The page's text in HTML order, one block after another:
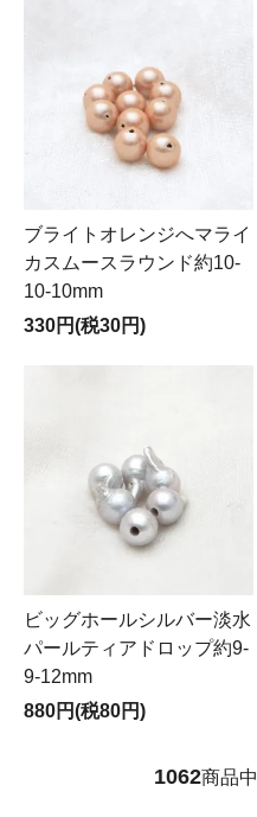
ブライトオレンジへマライ
カスムースラウンド約10-
10-10mm
330円(税30円)
ビッグホールシルバー淡水
パールティアドロップ約9-
9-12mm
880円(税80円)
1062商品中